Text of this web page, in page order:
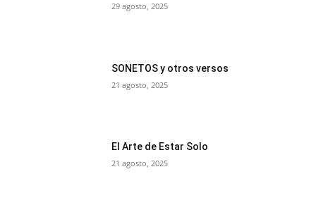
29 agosto, 2025
SONETOS y otros versos
21 agosto, 2025
El Arte de Estar Solo
21 agosto, 2025